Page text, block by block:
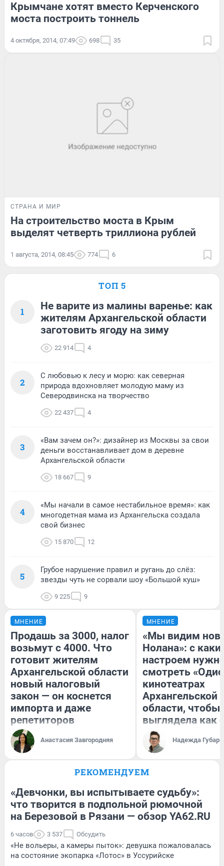
Крымчане хотят вместо Керченского
моста построить тоннель
4 октября, 2014, 07:49 698 35
СТРАНА И МИР
На строительство моста в Крым
выделят четверть триллиона рублей
1 августа, 2014, 08:45 774 6
ТОП 5
1
Не варите из малины варенье: как
жителям Архангельской области
заготовить ягоду на зиму
22 914 4
2
С любовью к лесу и морю: как северная
природа вдохновляет молодую маму из
Северодвинска на творчество
22 437 4
3
«Вам зачем он?»: дизайнер из Москвы за свои
деньги восстанавливает дом в деревне
Архангельской области
18 667 9
4
«Мы начали в самое нестабильное время»: как
многодетная мама из Архангельска создала
свой бизнес
15 870 12
5
Грубое нарушение правил и ругань до слёз:
звезды чуть не сорвали шоу «Большой куш»
9 225 9
МНЕНИЕ
Продашь за 3000, налог
возьмут с 4000. Что
готовит жителям
Архангельской области
новый налоговый
закон — он коснется
импорта и даже
репетиторов
Анастасия Завгородняя
МНЕНИЕ
«Мы видим
Нолана»: с
настроем
смотреть
кинотеатрах
Архангельской
области, чтобы
выглядела как
Надежда Губарь
РЕКОМЕНДУЕМ
«Девчонки, вы испытываете судьбу»:
что творится в подпольной рюмочной
на Березовой в Рязани — обзор YA62.RU
6 часов 3 537 Обсудить
«Не вольеры, а камеры пыток»: девушка пожаловалась
на состояние экопарка «Лотос» в Уссурийске